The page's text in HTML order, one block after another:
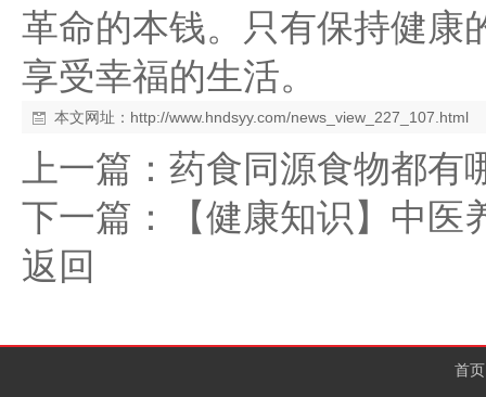
革命的本钱。只有保持健康
享受幸福的生活。
本文网址： http://www.hndsyy.com/news_view_227_107.html
上一篇： 药食同源食物都有
下一篇：
【健康知识】中
返回
首页